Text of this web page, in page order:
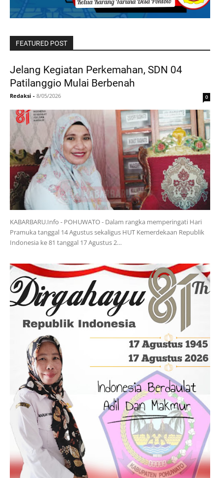
FEATURED POST
Jelang Kegiatan Perkemahan, SDN 04
Patilanggio Mulai Berbenah
Redaksi - 8/05/2026 0
KABARBARU.Info - POHUWATO - Dalam rangka memperingati Hari
Pramuka tanggal 14 Agustus sekaligus HUT Kemerdekaan Republik
Indonesia ke 81 tanggal 17 Agustus 2…